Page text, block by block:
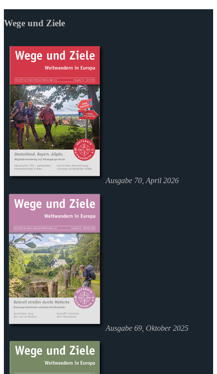
Wege und Ziele
Ausgabe 70, April 2026
Ausgabe 69, Oktober 2025